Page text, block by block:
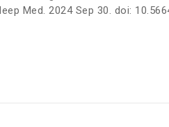
Med. 2024 Sep 30. doi: